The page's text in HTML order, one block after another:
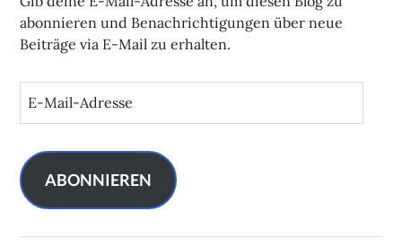
abonnieren und Benachrichtigungen über neue
Beiträge via E-Mail zu erhalten.
i
l
A
ABONNIEREN